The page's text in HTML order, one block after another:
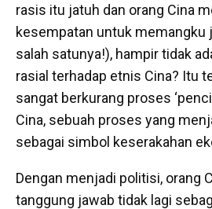
rasis itu jatuh dan orang Cina
kesempatan untuk memangku
salah satunya!), hampir tidak
rasial terhadap etnis Cina? Itu
sangat berkurang proses
Cina, sebuah proses yang
sebagai simbol keserakahan
Dengan menjadi politisi, orang
tanggung jawab tidak lagi